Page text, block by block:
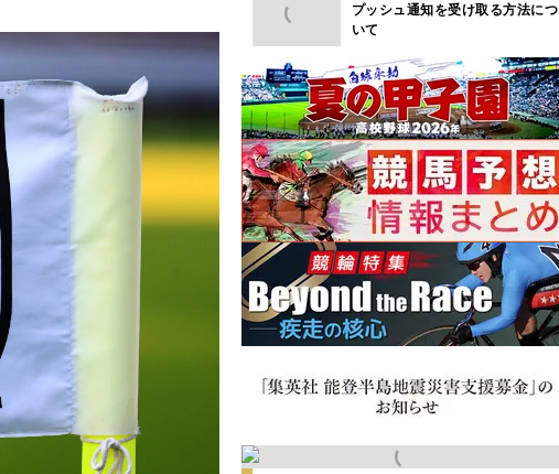
プッシュ通知を受け取る方法につ
いて